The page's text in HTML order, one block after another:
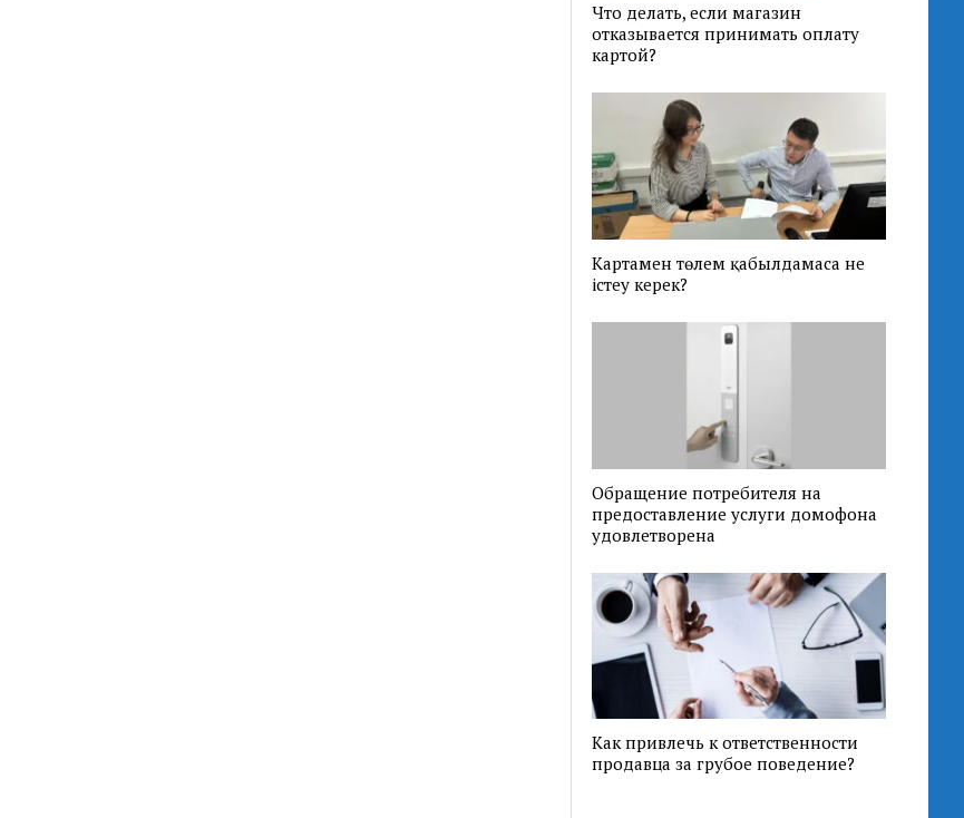
Что делать, если магазин
отказывается принимать оплату
картой?
Картамен төлем қабылдамаса не
істеу керек?
Обращение потребителя на
предоставление услуги домофона
удовлетворена
Как привлечь к ответственности
продавца за грубое поведение?